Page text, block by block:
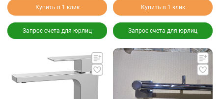
Купить в 1 клик
Запрос счета для юрлиц
Купить в 1 клик
Запрос счета для юрлиц